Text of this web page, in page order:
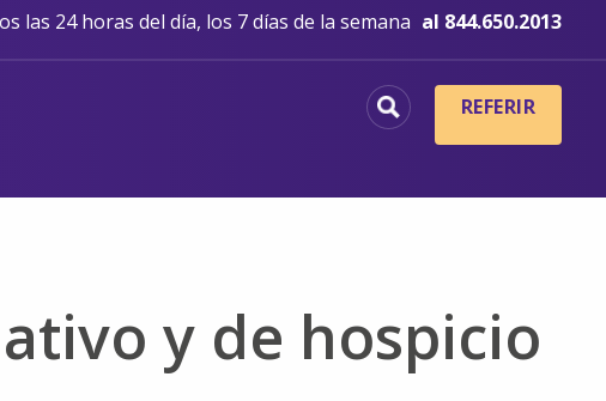
las 24 horas del día, los 7 días de la semana al 844.650.2013
REFERIR
y de hospicio